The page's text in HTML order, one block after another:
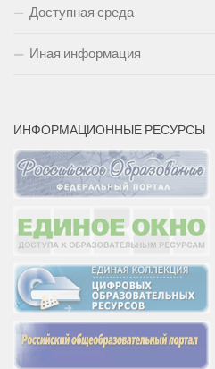
Доступная среда
Иная информация
ИНФОРМАЦИОННЫЕ РЕСУРСЫ